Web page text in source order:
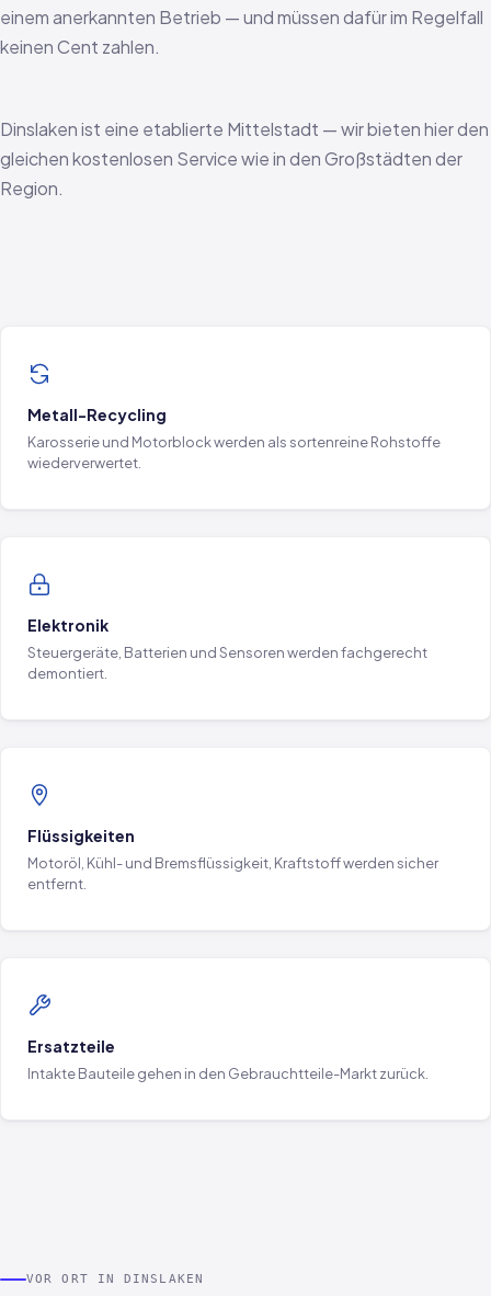
einem anerkannten Betrieb — und müssen dafür im Regelfall
keinen Cent zahlen.
Dinslaken ist eine etablierte Mittelstadt — wir bieten hier den
gleichen kostenlosen Service wie in den Großstädten der
Region.
Metall-Recycling
Karosserie und Motorblock werden als sortenreine Rohstoffe
wiederverwertet.
Elektronik
Steuergeräte, Batterien und Sensoren werden fachgerecht
demontiert.
Flüssigkeiten
Motoröl, Kühl- und Bremsflüssigkeit, Kraftstoff werden sicher
entfernt.
Ersatzteile
Intakte Bauteile gehen in den Gebrauchtteile-Markt zurück.
VOR ORT IN DINSLAKEN